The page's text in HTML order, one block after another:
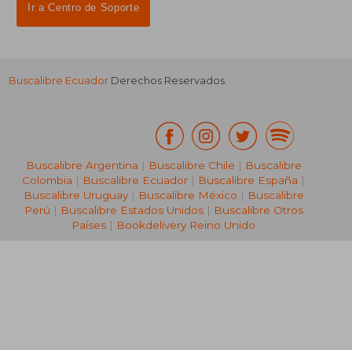
Ir a Centro de Soporte
Buscalibre Ecuador Derechos Reservados.
Buscalibre Argentina | Buscalibre Chile | Buscalibre
Colombia | Buscalibre Ecuador | Buscalibre España |
Buscalibre Uruguay| Buscalibre México | Buscalibre
Perú | Buscalibre Estados Unidos| Buscalibre Otros
Países | Bookdelivery Reino Unido